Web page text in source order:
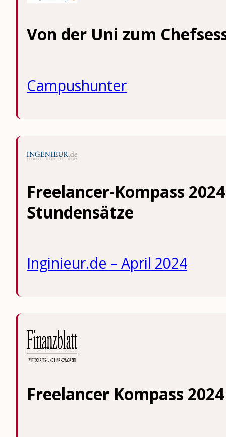
Von der Uni zum
Campushunter
Freelancer-Kompass
Stundensätze
Inginieur.de – April 2024
Freelancer Kompass 2024